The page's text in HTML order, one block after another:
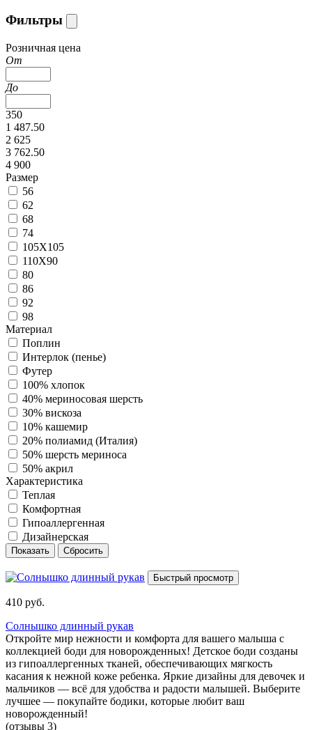
Фильтры
Розничная цена
От
До
350
1 487.50
2 625
3 762.50
4 900
Размер
56
62
68
74
105Х105
110Х90
80
86
92
98
Материал
Поплин
Интерлок (пенье)
Футер
100% хлопок
40% мериносовая шерсть
30% вискоза
10% кашемир
20% полиамид (Италия)
50% шерсть мериноса
50% акрил
Характеристика
Теплая
Комфортная
Гипоаллергенная
Дизайнерская
Быстрый просмотр
410 руб.
Солнышко длинный рукав
Откройте мир нежности и комфорта для вашего малыша с
коллекцией боди для новорожденных! Детское боди созданы
из гипоаллергенных тканей, обеспечивающих мягкость
касания к нежной коже ребенка. Яркие дизайны для девочек и
мальчиков — всё для удобства и радости малышей. Выберите
лучшее — покупайте бодики, которые любит ваш
новорожденный!
(отзывы 3)